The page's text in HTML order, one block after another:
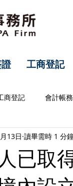
工商登記
商登記 會計帳務
已取
13日 讀畢需時 1 分